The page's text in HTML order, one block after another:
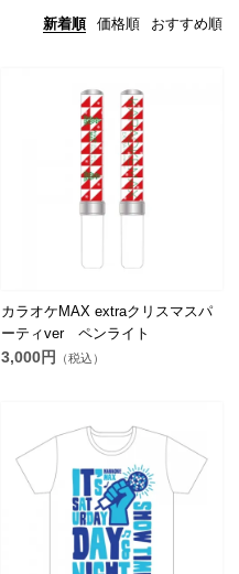
新着順 価格順 おすすめ順
カラオケMAX extraクリスマスパ
ーティver ペンライト
3,000円 （税込）